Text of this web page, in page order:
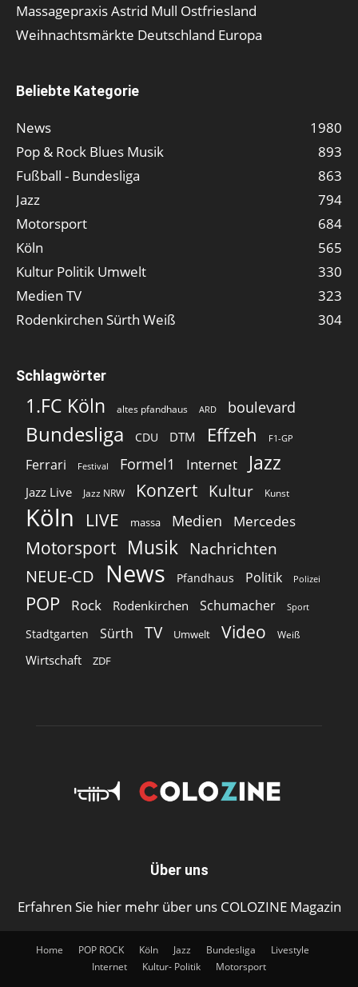
Massagepraxis Astrid Mull Ostfriesland
Weihnachtsmärkte Deutschland Europa
Beliebte Kategorie
News
1980
Pop & Rock Blues Musik
893
Fußball - Bundesliga
863
Jazz
794
Motorsport
684
Köln
565
Kultur Politik Umwelt
330
Medien TV
323
Rodenkirchen Sürth Weiß
304
Schlagwörter
1.FC Köln altes pfandhaus ARD boulevard
Bundesliga CDU DTM Effzeh F1-GP
Ferrari Festival Formel1 Internet Jazz
Jazz Live Jazz NRW Konzert Kultur Kunst
Köln LIVE massa Medien Mercedes
Motorsport Musik Nachrichten
NEUE-CD
News Pfandhaus Politik Polizei
POP Rock Rodenkirchen Schumacher Sport
Stadtgarten Sürth TV Umwelt Video Weiß
Wirtschaft ZDF
Über uns
Erfahren Sie hier mehr über uns COLOZINE Magazin
Home POP ROCK Köln Jazz Bundesliga
Livestyle
Internet
Kultur- Politik Motorsport